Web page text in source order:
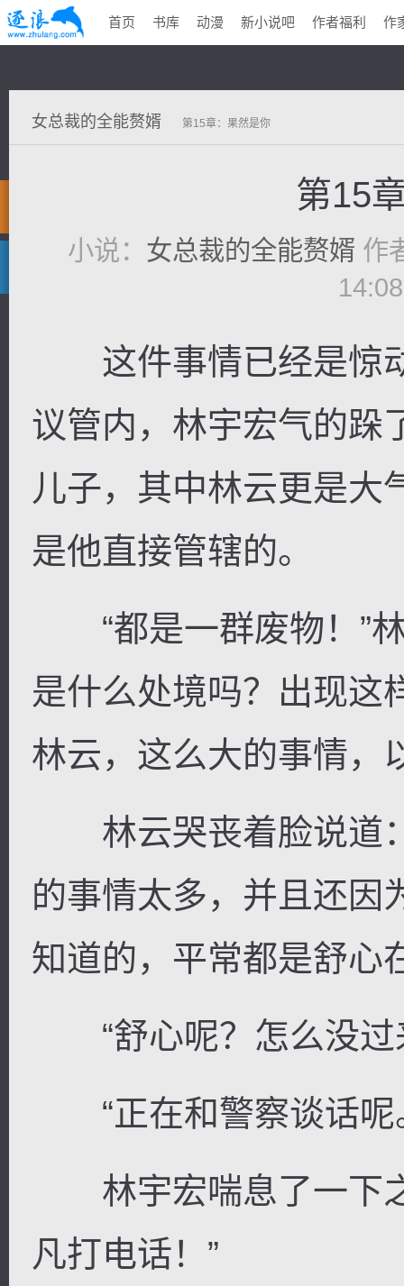
逐浪小说
首页 书库 动漫 新小说吧 作者福利 作
女总裁的全能赘婿 第15章：果然是你
第15
小说： 女总裁的全能赘婿 作
这件事情已经是惊
议管内，林宇宏气的跺
儿子，其中林云更是大
是他直接管辖的。
“都是一群废物！”林
是什么处境吗？出现这
林云，这么大的事情，
林云哭丧着脸说道：
的事情太多，并且还因
知道的，平常都是舒心
“舒心呢？怎么没过
“正在和警察谈话呢
林宇宏喘息了一下之
凡打电话！”